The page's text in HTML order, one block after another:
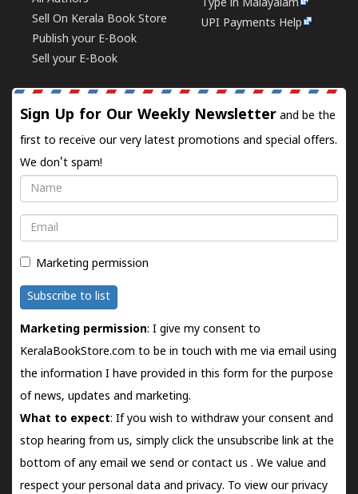
Sell On Kerala Book Store
Publish your E-Book
Sell your E-Book
Type in Malayalam
UPI Payments Help
Sign Up for Our Weekly Newsletter and be the
first to receive our very latest promotions and special offers.
We don't spam!
Name
Email
Marketing permission
Subscribe to list
Marketing permission: I give my consent to
KeralaBookStore.com to be in touch with me via email using
the information I have provided in this form for the purpose
of news, updates and marketing.
What to expect: If you wish to withdraw your consent and
stop hearing from us, simply click the unsubscribe link at the
bottom of any email we send orcontact us . We value and
respect your personal data and privacy. To view our privacy